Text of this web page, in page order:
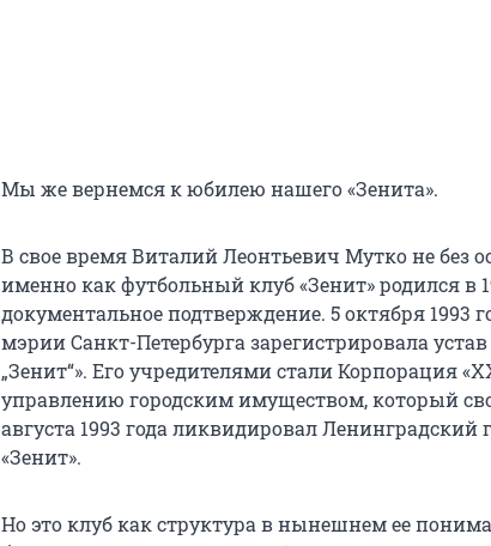
Мы же вернемся к юбилею нашего «Зенита».
В свое время Виталий Леонтьевич Мутко не без
именно как футбольный клуб «Зенит» родился в
документальное подтверждение. 5 октября 1993
мэрии Санкт-Петербурга зарегистрировала
„Зенит“». Его учредителями стали Корпорация
управлению городским имуществом, который
августа 1993 года ликвидировал
«Зенит».
Но это клуб как структура в нынешнем ее